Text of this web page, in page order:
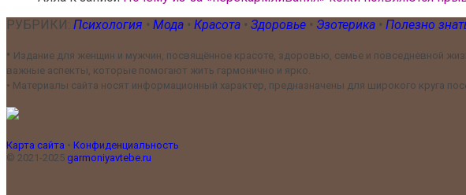
РУБРИКИ: Психология • Мода • Красота • Здоровье • Эзотерика • Полезно
• Издание для женщин и мужчин, посвящённое красоте, здоровью, семье и повседневной
важные аспекты, которые помогают жить гармонично и ярко.
• Материалы сайта носят информационный характер, предназначены для широкого круга
Карта сайта • Конфиденциальность
© 2021-2025 garmoniyavtebe.ru